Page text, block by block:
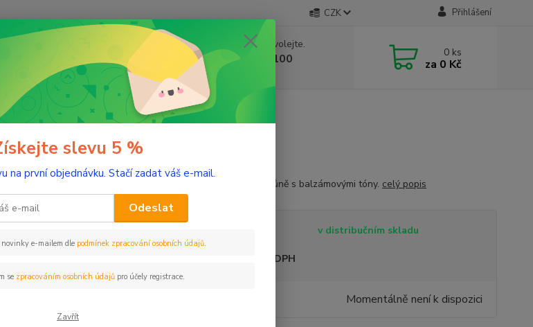
CZK Přihlášení
Nevíte si rady? Zavolejte.
+420 603 332 100
(Po-Pá, 10-17 hod.)
0 ks
za 0 Kč
oleje Eukalyptus camaldulensis 10 ml
10 ml
Kořenitá kafrová vůně s balzámovými tóny. celý popis
v distribučním skladu
Nejsme plátci DPH
Momentálně není k dispozici
slevu 5 %
na první objednávku. Stačí zadat váš e-mail.
Odeslat
e-mailem dle podmínek zpracování osobních údajů.
se zpracováním osobních údajůpro účely registrace.
Zavřít